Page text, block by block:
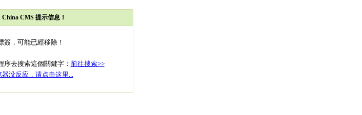
China CMS 提示信息！
簽，可能已經移除！
序去搜索這個關鍵字： 前往搜索>>
没反应，请点击这里...